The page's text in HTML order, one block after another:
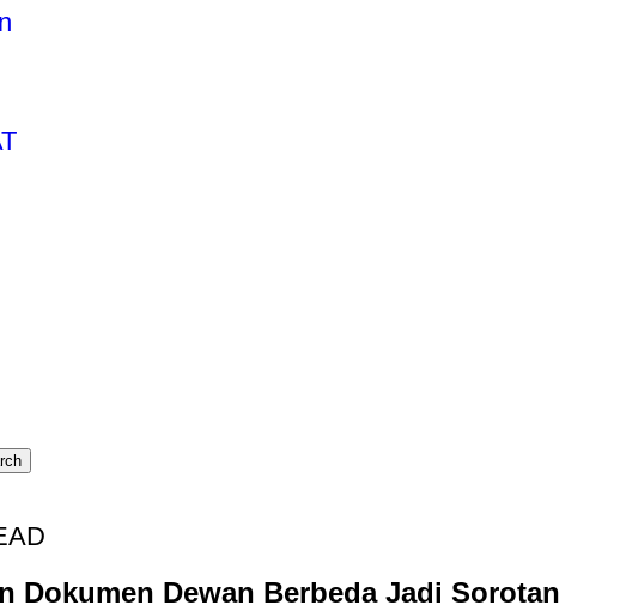
Dokumen Dewan Berbeda Jadi Sorotan